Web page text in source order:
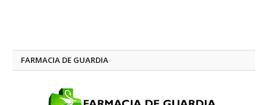
FARMACIA DE GUARDIA